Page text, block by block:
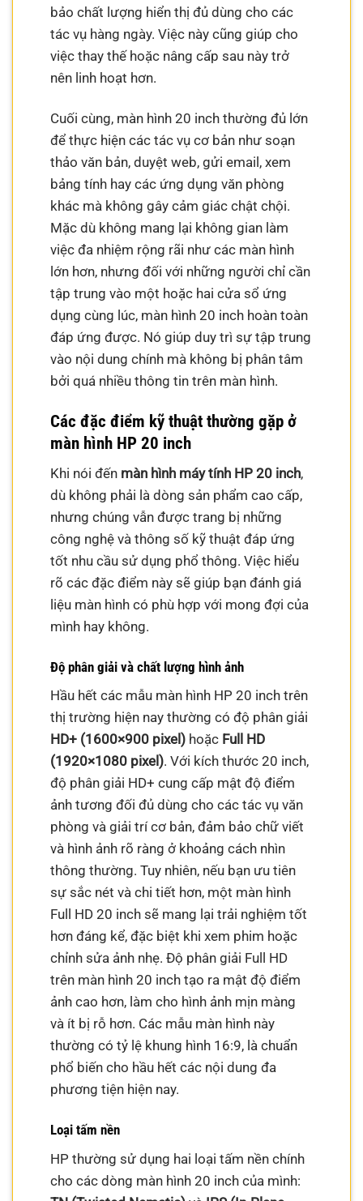
bảo chất lượng hiển thị đủ dùng cho các
tác vụ hàng ngày. Việc này cũng giúp cho
việc thay thế hoặc nâng cấp sau này trở
nên linh hoạt hơn.
Cuối cùng, màn hình 20 inch thường đủ lớn
để thực hiện các tác vụ cơ bản như soạn
thảo văn bản, duyệt web, gửi email, xem
bảng tính hay các ứng dụng văn phòng
khác mà không gây cảm giác chật chội.
Mặc dù không mang lại không gian làm
việc đa nhiệm rộng rãi như các màn hình
lớn hơn, nhưng đối với những người chỉ cần
tập trung vào một hoặc hai cửa sổ ứng
dụng cùng lúc, màn hình 20 inch hoàn toàn
đáp ứng được. Nó giúp duy trì sự tập trung
vào nội dung chính mà không bị phân tâm
bởi quá nhiều thông tin trên màn hình.
Các đặc điểm kỹ thuật thường gặp ở
màn hình HP 20 inch
Khi nói đến màn hình máy tính HP 20 inch,
dù không phải là dòng sản phẩm cao cấp,
nhưng chúng vẫn được trang bị những
công nghệ và thông số kỹ thuật đáp ứng
tốt nhu cầu sử dụng phổ thông. Việc hiểu
rõ các đặc điểm này sẽ giúp bạn đánh giá
liệu màn hình có phù hợp với mong đợi của
mình hay không.
Độ phân giải và chất lượng hình ảnh
Hầu hết các mẫu màn hình HP 20 inch trên
thị trường hiện nay thường có độ phân giải
HD+ (1600×900 pixel) hoặc Full HD
(1920×1080 pixel). Với kích thước 20 inch,
độ phân giải HD+ cung cấp mật độ điểm
ảnh tương đối đủ dùng cho các tác vụ văn
phòng và giải trí cơ bản, đảm bảo chữ viết
và hình ảnh rõ ràng ở khoảng cách nhìn
thông thường. Tuy nhiên, nếu bạn ưu tiên
sự sắc nét và chi tiết hơn, một màn hình
Full HD 20 inch sẽ mang lại trải nghiệm tốt
hơn đáng kể, đặc biệt khi xem phim hoặc
chỉnh sửa ảnh nhẹ. Độ phân giải Full HD
trên màn hình 20 inch tạo ra mật độ điểm
ảnh cao hơn, làm cho hình ảnh mịn màng
và ít bị rỗ hơn. Các mẫu màn hình này
thường có tỷ lệ khung hình 16:9, là chuẩn
phổ biến cho hầu hết các nội dung đa
phương tiện hiện nay.
Loại tấm nền
HP thường sử dụng hai loại tấm nền chính
cho các dòng màn hình 20 inch của mình: